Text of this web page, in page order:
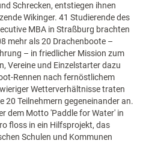
Schrecken, entstiegen ihnen
Wikinger. 41 Studierende des
MBA in Straßburg brachten
mehr als 20 Drachenboote –
– in friedlicher Mission zum
Vereine und Einzelstarter dazu
Rennen nach fernöstlichem
Wetterverhältnisse traten
20 Teilnehmern gegeneinander an.
dem Motto 'Paddle for Water' in
floss in ein Hilfsprojekt, das
Schulen und Kommunen